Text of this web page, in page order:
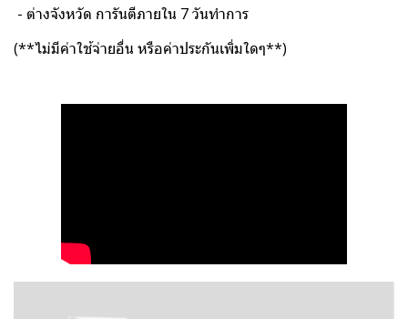
- ต่างจังหวัด การันตีภายใน 7 วันทำการ
(**ไม่มีค่าใช้จ่ายอื่น หรือค่าประกันเพิ่มใดๆ**)